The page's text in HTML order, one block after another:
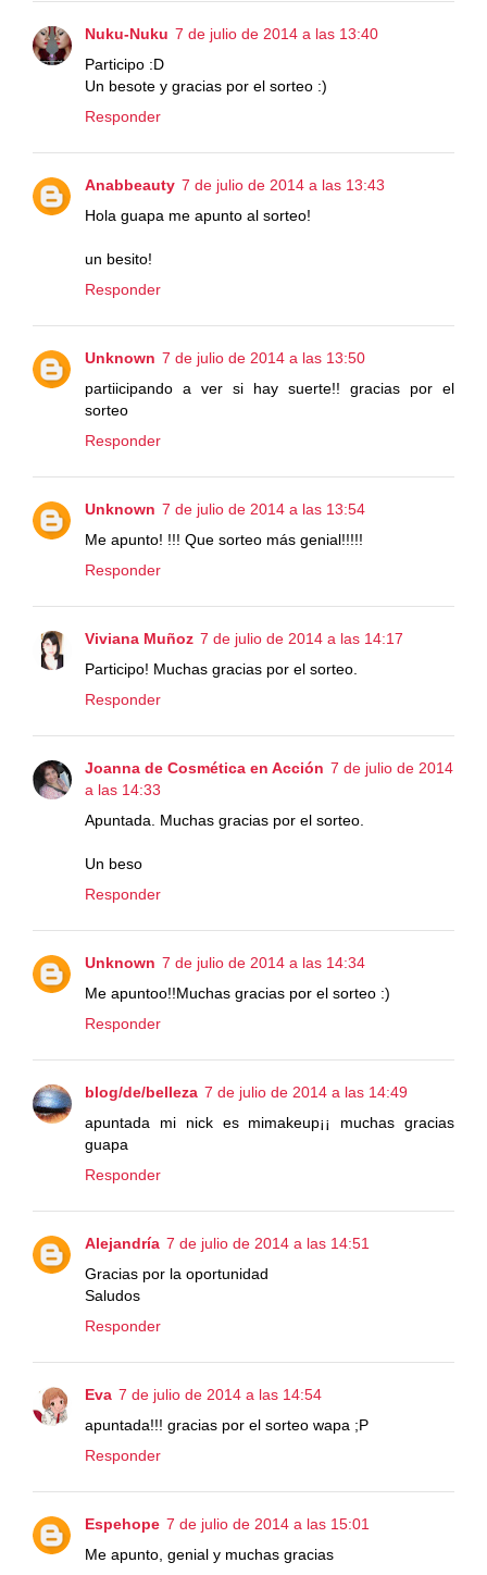
Nuku-Nuku 7 de julio de 2014 a las 13:40
Participo :D
Un besote y gracias por el sorteo :)
Responder
Anabbeauty 7 de julio de 2014 a las 13:43
Hola guapa me apunto al sorteo!
un besito!
Responder
Unknown 7 de julio de 2014 a las 13:50
partiicipando a ver si hay suerte!! gracias por el
sorteo
Responder
Unknown 7 de julio de 2014 a las 13:54
Me apunto! !!! Que sorteo más genial!!!!!
Responder
Viviana Muñoz 7 de julio de 2014 a las 14:17
Participo! Muchas gracias por el sorteo.
Responder
Joanna de Cosmética en Acción 7 de julio de 2014
a las 14:33
Apuntada. Muchas gracias por el sorteo.
Un beso
Responder
Unknown 7 de julio de 2014 a las 14:34
Me apuntoo!!Muchas gracias por el sorteo :)
Responder
blog/de/belleza 7 de julio de 2014 a las 14:49
apuntada mi nick es mimakeup¡¡ muchas gracias
guapa
Responder
Alejandría 7 de julio de 2014 a las 14:51
Gracias por la oportunidad
Saludos
Responder
Eva 7 de julio de 2014 a las 14:54
apuntada!!! gracias por el sorteo wapa ;P
Responder
Espehope 7 de julio de 2014 a las 15:01
Me apunto, genial y muchas gracias